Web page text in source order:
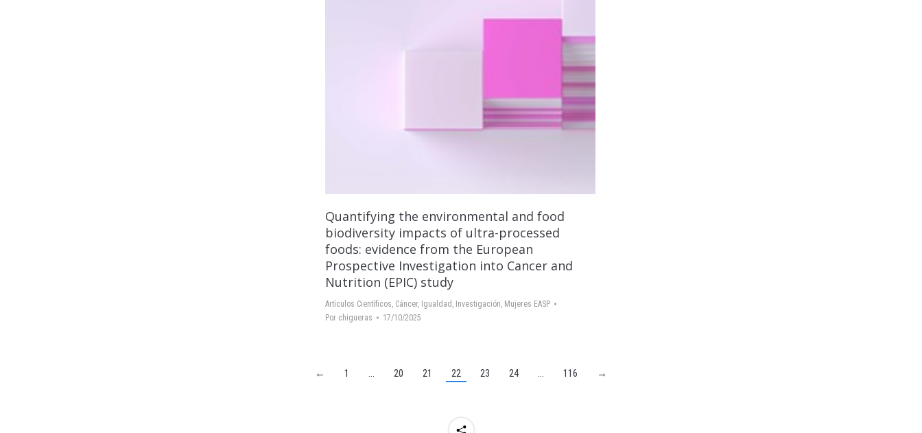
Quantifying the environmental and food
biodiversity impacts of ultra-processed
foods: evidence from the European
Prospective Investigation into Cancer and
Nutrition (EPIC) study
Artículos Científicos Cáncer, Igualdad Investigación Mujeres EASP
Por chigueras 17/10/2025
← 1 … 20 21 22 23 24 … 116 →